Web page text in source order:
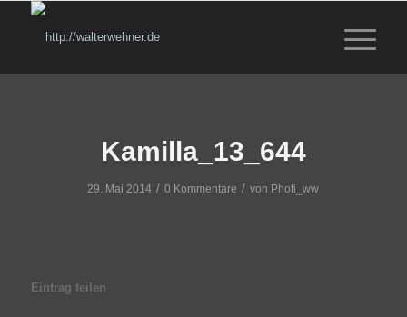
Kamilla_13_644
29. Mai 2014 / 0 Kommentare / von Photi_ww
Eintrag teilen